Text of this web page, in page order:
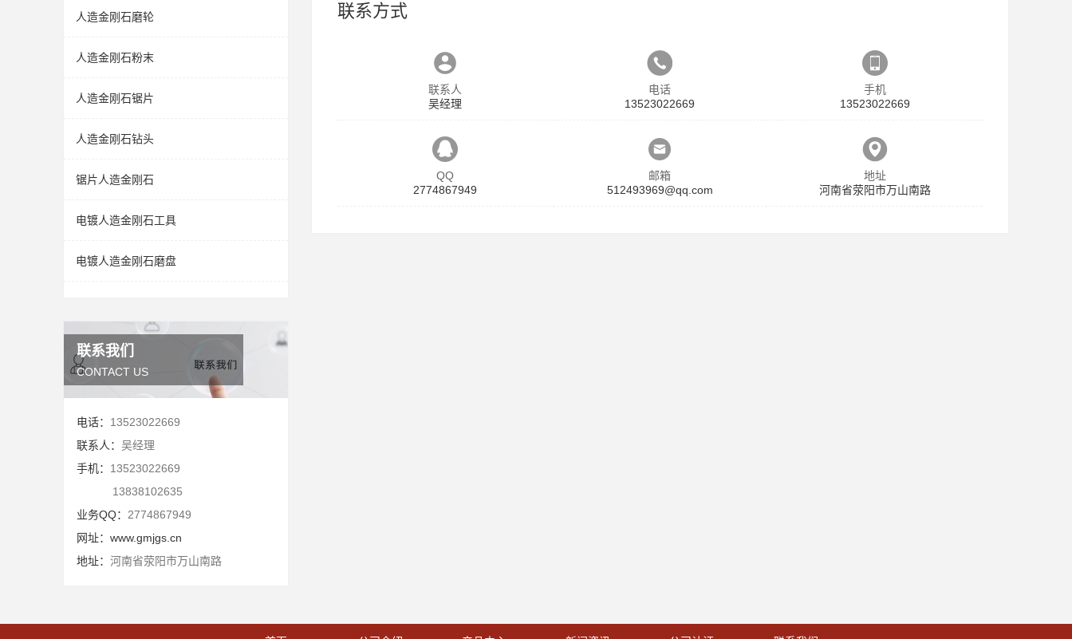
人造金刚石磨轮
人造金刚石粉末
人造金刚石锯片
人造金刚石钻头
锯片人造金刚石
电镀人造金刚石工具
电镀人造金刚石磨盘
联系我们
CONTACT US
电话： 13523022669
联系人： 吴经理
手机： 13523022669
13838102635
业务QQ： 2774867949
网址： www.gmjgs.cn
地址： 河南省荥阳市万山南路
联系方式
联系人
吴经理
电话
13523022669
手机
13523022669
QQ
2774867949
邮箱
512493969@qq.com
地址
河南省荥阳市万山南路